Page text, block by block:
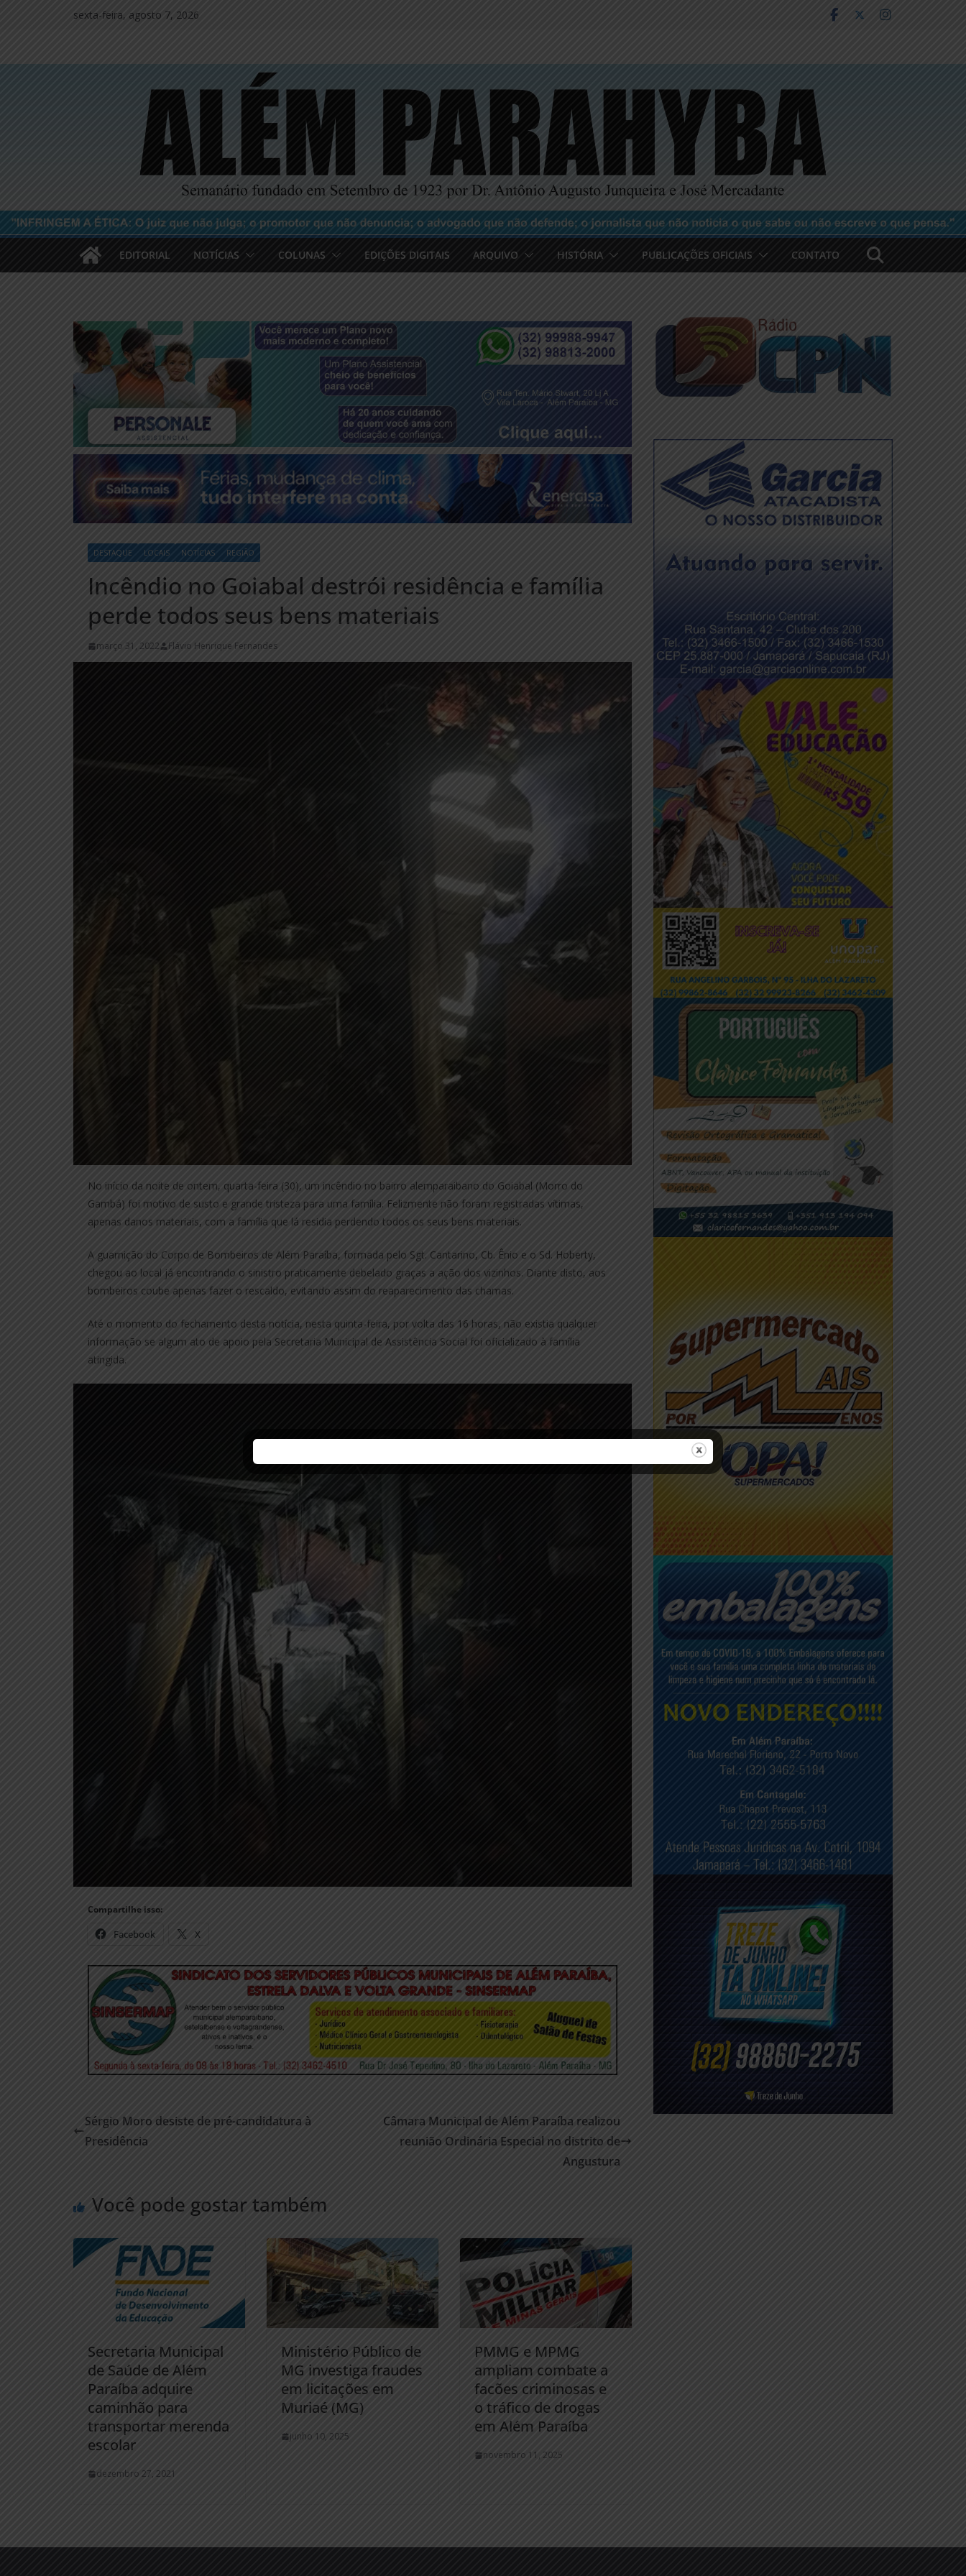
sexta-feira, agosto 7, 2026
EDITORIAL NOTÍCIAS COLUNAS EDIÇÕES DIGITAIS ARQUIVO HISTÓRIA PUBLICAÇÕES OFICIAIS CONTATO
DESTAQUE LOCAIS NOTÍCIAS REGIÃO
Incêndio no Goiabal destrói residência e família
perde todos seus bens materiais
março 31, 2022 Flávio Henrique Fernandes
No início da noite de ontem, quarta-feira (30), um incêndio no bairro alemparaibano do Goiabal (Morro do
Gambá) foi motivo de susto e grande tristeza para uma família. Felizmente não foram registradas vítimas,
apenas danos materiais, com a família que lá residia perdendo todos os seus bens materiais.
A guarnição do Corpo de Bombeiros de Além Paraíba, formada pelo Sgt. Cantarino, Cb. Ênio e o Sd. Hoberty,
chegou ao local já encontrando o sinistro praticamente debelado graças a ação dos vizinhos. Diante disto, aos
bombeiros coube apenas fazer o rescaldo, evitando assim do reaparecimento das chamas.
Até o momento do fechamento desta notícia, nesta quinta-feira, por volta das 16 horas, não existia qualquer
informação se algum ato de apoio pela Secretaria Municipal de Assistência Social foi oficializado à família
atingida.
Compartilhe isso:
Facebook X
Sérgio Moro desiste de pré-candidatura à
Presidência
Câmara Municipal de Além Paraíba realizou
reunião Ordinária Especial no distrito de
Angustura
Você pode gostar também
Secretaria Municipal
de Saúde de Além
Paraíba adquire
caminhão para
transportar merenda
escolar
dezembro 27, 2021
Ministério Público de
MG investiga fraudes
em licitações em
Muriaé (MG)
junho 10, 2025
PMMG e MPMG
ampliam combate a
facões criminosas e
o tráfico de drogas
em Além Paraíba
novembro 11, 2025